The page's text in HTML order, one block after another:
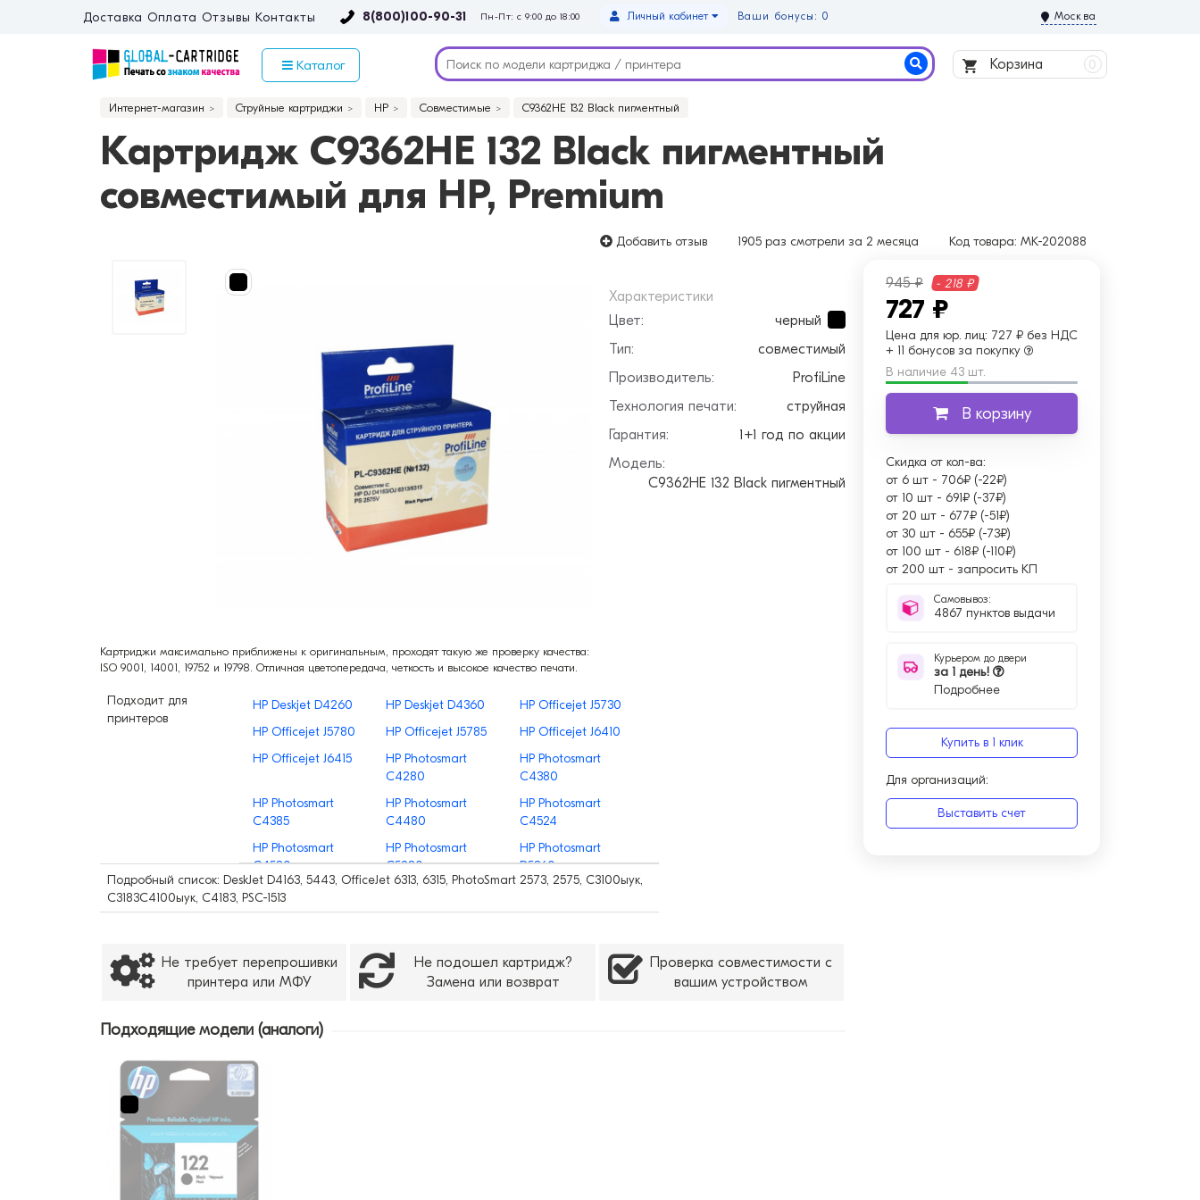
Доставка Оплата Отзывы Контакты 8(800)100-90-31 Пн-Пт: с 9:00 до 18:00 Ваши бонусы: 0
Личный кабинет Москва
Каталог Корзина 0
Интернет-магазин Струйные картриджи HP Совместимые C9362HE 132 Black пигментный
Картридж C9362HE 132 Black пигментный
совместимый для HP, Premium
Добавить отзыв 1905 раз смотрели за 2 месяца Код товара: MK-202088
Картриджи максимально приближены к оригинальным, проходят такую же проверку качества:
ISO 9001, 14001, 19752 и 19798. Отличная цветопередача, четкость и высокое качество печати.
Характеристики
Цвет:
черный
Тип:
совместимый
Производитель:
ProfiLine
Технология печати:
струйная
Гарантия:
1+1 год по акции
Модель:
C9362HE 132 Black пигментный
945 ₽ - 218 ₽
727 ₽
Цена для юр. лиц: 727 ₽ без НДС
+ 11 бонусов за покупку
В наличие 43 шт.
В корзину
Скидка от кол-ва:
от 6 шт - 706₽ (-22₽)
от 10 шт - 691₽ (-37₽)
от 20 шт - 677₽ (-51₽)
от 30 шт - 655₽ (-73₽)
от 100 шт - 618₽ (-110₽)
от 200 шт - запросить КП
Самовывоз:
4867 пунктов выдачи
Курьером до двери
за 1 день!
Подробнее
Купить в 1 клик
Для организаций:
Выставить счет
Подходит для
принтеров
HP Deskjet D4260 HP Deskjet D4360
HP Officejet J5730
HP Officejet J5780
HP Officejet J5785
HP Officejet J6410
HP Officejet J6415
HP Photosmart
C4280
HP Photosmart
C4380
HP Photosmart
C4385
HP Photosmart
C4480
HP Photosmart
C4524
HP Photosmart
C4580
HP Photosmart
C5280
HP Photosmart
D5360
Подробный список: DeskJet D4163, 5443, OfficeJet 6313, 6315, PhotoSmart 2573, 2575, С3100ыук,
С3183С4100ыук, С4183, PSC-1513
Не требует перепрошивки
принтера или МФУ
Не подошел картридж?
Замена или возврат
Проверка совместимости с
вашим устройством
Подходящие модели (аналоги)